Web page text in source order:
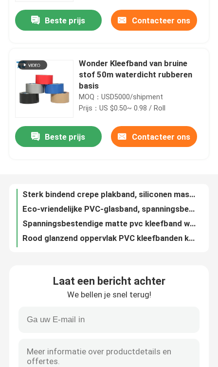
Thuis
Video's
Over ons
Fabriekstocht
Neem contact met ons op
Gevallen
Beste prijs Contacteer ons
Wonder Kleefband van bruine
stof 50m waterdicht rubberen
basis
MOQ：USD5000/shipment
Prijs：US $0.50~ 0.98 / Roll
Beste prijs Contacteer onsSterk bindend crepe plakband, siliconen maskerband.
Koudbestendige Wonder PVC isolatietape, anti-vlam 50mm zwarte isolatietape
Vlamvertragend PVC-tape zwart PVC-tape 50 mm UL-gecertificeerd
Glanzende PVC zelfklevende tape, milieuvriendelijke vlamvertragende isolatieband blauw
Hoogtemperatuurbestendige zelfklevende PVC-elektrische isolatieband Blauwe rubberen basis
Laat een bericht achter
We bellen je snel terug!